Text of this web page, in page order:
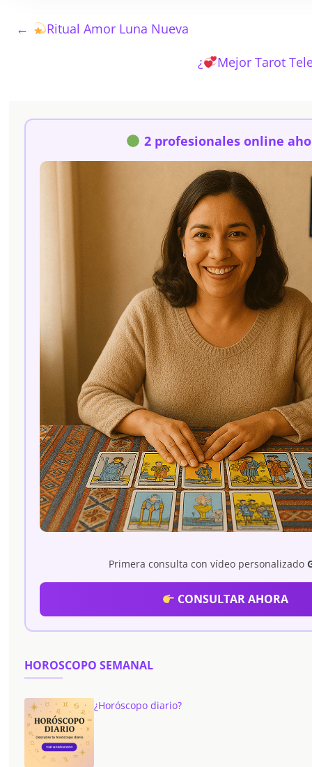
←
Ritual Amor Luna Nueva
¿
Mejor Tarot
2 profesionales online
Primera consulta con vídeo personalizado
CONSULTAR AHORA
HOROSCOPO SEMANAL
¿Horóscopo diario?